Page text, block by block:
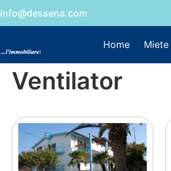
info@dessena.com
Home Miete
Ventilator